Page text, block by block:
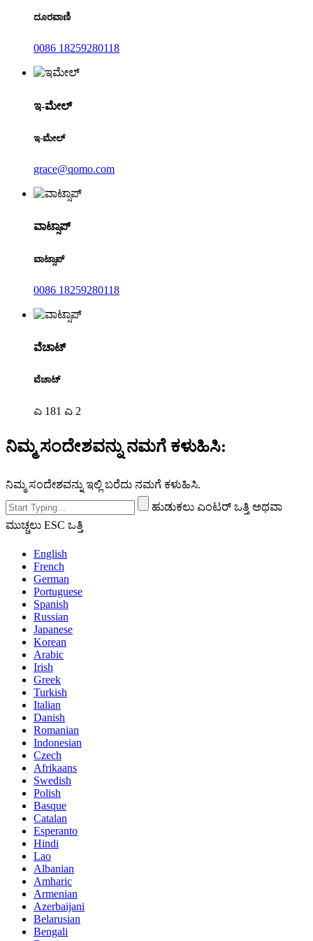
ದೂರವಾಣಿ
0086 18259280118
ಇ-ಮೇಲ್
ಇ-ಮೇಲ್
grace@qomo.com
ವಾಟ್ಸಾಪ್
ವಾಟ್ಸಾಪ್
0086 18259280118
ವೆಚಾಟ್
ವೆಚಾಟ್
ಎ 181 ಎ 2
ನಿಮ್ಮ ಸಂದೇಶವನ್ನು ನಮಗೆ ಕಳುಹಿಸಿ:
ನಿಮ್ಮ ಸಂದೇಶವನ್ನು ಇಲ್ಲಿ ಬರೆದು ನಮಗೆ ಕಳುಹಿಸಿ.
ಹುಡುಕಲು ಎಂಟರ್ ಒತ್ತಿ ಅಥವಾ
ಮುಚ್ಚಲು ESC ಒತ್ತಿ
English
French
German
Portuguese
Spanish
Russian
Japanese
Korean
Arabic
Irish
Greek
Turkish
Italian
Danish
Romanian
Indonesian
Czech
Afrikaans
Swedish
Polish
Basque
Catalan
Esperanto
Hindi
Lao
Albanian
Amharic
Armenian
Azerbaijani
Belarusian
Bengali